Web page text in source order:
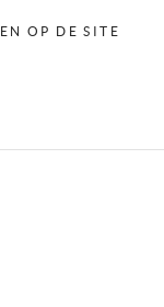
OP DE SITE